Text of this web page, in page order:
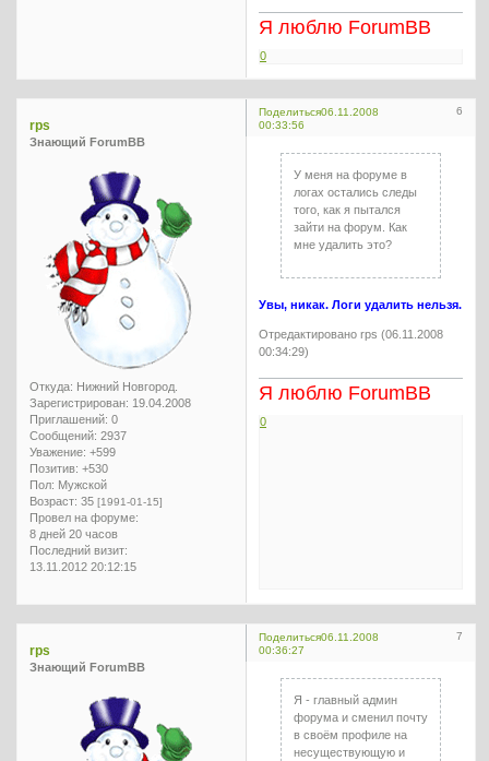
Я люблю ForumBB
0
Поделиться 6
06.11.2008
00:33:56
rps
Знающий ForumBB
Откуда: Нижний Новгород.
Зарегистрирован: 19.04.2008
Приглашений: 0
Сообщений: 2937
Уважение: +599
Позитив: +530
Пол: Мужской
Возраст: 35 [1991-01-15]
Провел на форуме:
8 дней 20 часов
Последний визит:
13.11.2012 20:12:15
У меня на форуме в
логах остались следы
того, как я пытался
зайти на форум. Как
мне удалить это?
Увы, никак. Логи удалить нельзя.
Отредактировано rps (06.11.2008
00:34:29)
Я люблю ForumBB
0
Поделиться 7
06.11.2008
00:36:27
rps
Знающий ForumBB
Я - главный админ
форума и сменил почту
в своём профиле на
несуществующую и